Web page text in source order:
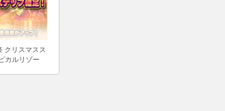
クリスマスス
カルリゾー